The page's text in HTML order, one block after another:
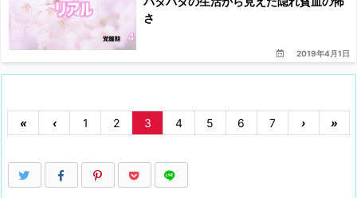
2019年4月1日
さ
« ‹ 1 2 3 4 5 6 7 › »